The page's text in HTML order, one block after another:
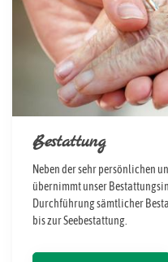
Bestattung
Neben der sehr persönlichen
übernimmt unser
Durchführung sämtlicher
bis zur Seebestattung.